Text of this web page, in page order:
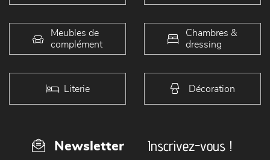
Meubles de
complément
Chambres &
dressing
Literie Décoration
Newsletter Inscrivez-vous !